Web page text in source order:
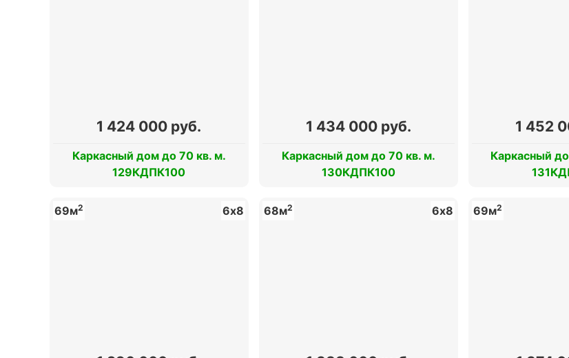
1 424 000 руб.
Каркасный дом до 70 кв. м.
129КДПК100
1 434 000 руб.
Каркасный дом до 70 кв. м.
130КДПК100
1 452
Каркасный
69м2 6х8 68м2 6х8 69м2